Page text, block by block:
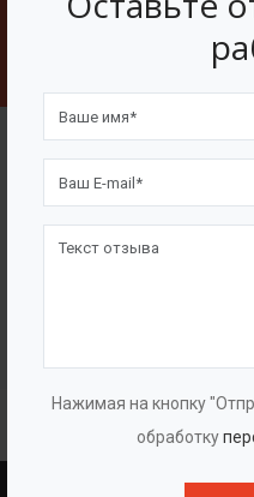
Нажимая на кнопку
обработку
Наши